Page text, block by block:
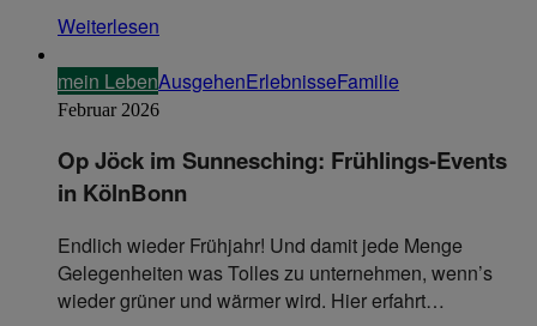
Weiterlesen
mein LebenAusgehenErlebnisseFamilie
Februar 2026
Op Jöck im Sunnesching: Frühlings-Events
in KölnBonn
Endlich wieder Frühjahr! Und damit jede Menge
Gelegenheiten was Tolles zu unternehmen, wenn’s
wieder grüner und wärmer wird. Hier erfahrt…